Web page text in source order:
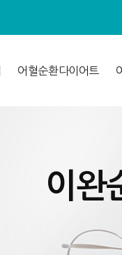
어혈순환다이어트
이완